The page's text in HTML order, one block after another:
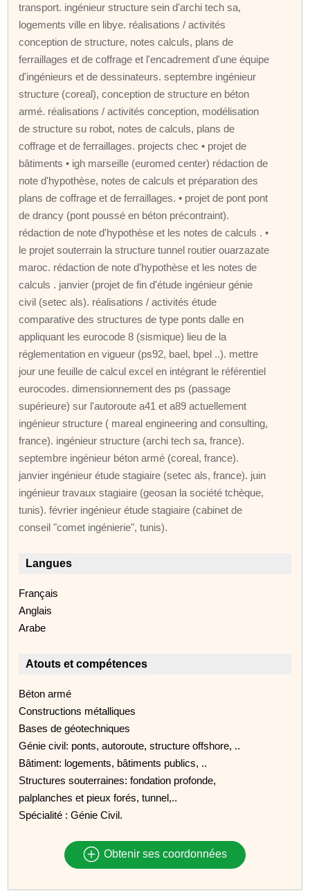
transport. ingénieur structure sein d'archi tech sa,
logements ville en libye. réalisations / activités
conception de structure, notes calculs, plans de
ferraillages et de coffrage et l'encadrement d'une équipe
d'ingénieurs et de dessinateurs. septembre ingénieur
structure (coreal), conception de structure en béton
armé. réalisations / activités conception, modélisation
de structure su robot, notes de calculs, plans de
coffrage et de ferraillages. projects chec • projet de
bâtiments • igh marseille (euromed center) rédaction de
note d'hypothèse, notes de calculs et préparation des
plans de coffrage et de ferraillages. • projet de pont pont
de drancy (pont poussé en béton précontraint).
rédaction de note d'hypothèse et les notes de calculs . •
le projet souterrain la structure tunnel routier ouarzazate
maroc. rédaction de note d'hypothèse et les notes de
calculs . janvier (projet de fin d'étude ingénieur génie
civil (setec als). réalisations / activités étude
comparative des structures de type ponts dalle en
appliquant les eurocode 8 (sismique) lieu de la
réglementation en vigueur (ps92, bael, bpel ..). mettre
jour une feuille de calcul excel en intégrant le référentiel
eurocodes. dimensionnement des ps (passage
supérieure) sur l'autoroute a41 et a89 actuellement
ingénieur structure ( mareal engineering and consulting,
france). ingénieur structure (archi tech sa, france).
septembre ingénieur béton armé (coreal, france).
janvier ingénieur étude stagiaire (setec als, france). juin
ingénieur travaux stagiaire (geosan la société tchèque,
tunis). février ingénieur étude stagiaire (cabinet de
conseil "comet ingénierie", tunis).
Langues
Français
Anglais
Arabe
Atouts et compétences
Béton armé
Constructions métalliques
Bases de géotechniques
Génie civil: ponts, autoroute, structure offshore, ..
Bâtiment: logements, bâtiments publics, ..
Structures souterraines: fondation profonde,
palplanches et pieux forés, tunnel,..
Spécialité : Génie Civil.
Obtenir ses coordonnées